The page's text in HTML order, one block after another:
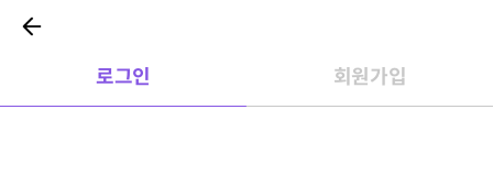
로그인 회원가입